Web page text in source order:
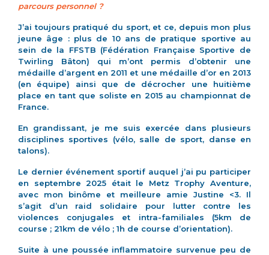
parcours personnel ?
J’ai toujours pratiqué du sport, et ce, depuis mon plus
jeune âge : plus de 10 ans de pratique sportive au
sein de la FFSTB (Fédération Française Sportive de
Twirling Bâton) qui m’ont permis d’obtenir une
médaille d’argent en 2011 et une médaille d’or en 2013
(en équipe) ainsi que de décrocher une huitième
place en tant que soliste en 2015 au championnat de
France.
En grandissant, je me suis exercée dans plusieurs
disciplines sportives (vélo, salle de sport, danse en
talons).
Le dernier événement sportif auquel j’ai pu participer
en septembre 2025 était le Metz Trophy Aventure,
avec mon binôme et meilleure amie Justine <3. Il
s’agit d’un raid solidaire pour lutter contre les
violences conjugales et intra-familiales (5km de
course ; 21km de vélo ; 1h de course d’orientation).
Suite à une poussée inflammatoire survenue peu de